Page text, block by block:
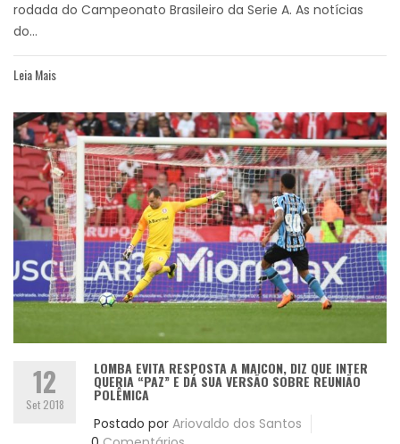
rodada do Campeonato Brasileiro da Serie A. As notícias
do...
Leia Mais
12
Set 2018
LOMBA EVITA RESPOSTA A MAICON, DIZ QUE INTER
QUERIA “PAZ” E DÁ SUA VERSÃO SOBRE REUNIÃO
POLÊMICA
Postado por Ariovaldo dos Santos